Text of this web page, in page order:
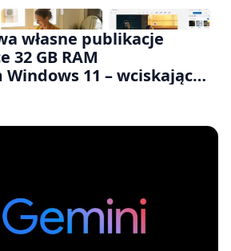
własne publikacje
32 GB RAM
11 – wciskając
z 8 GB RAM po